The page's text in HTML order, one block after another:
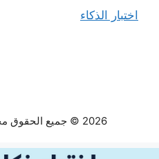
اختبار الذكاء
2026 © جميع الحقوق محفوظة أكاديمية نيرونت